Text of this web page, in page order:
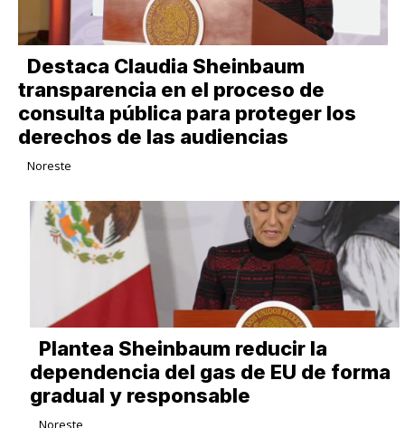
Destaca Claudia Sheinbaum
transparencia en el proceso de
consulta pública para proteger los
derechos de las audiencias
Noreste
Plantea Sheinbaum reducir la
dependencia del gas de EU de forma
gradual y responsable
Noreste